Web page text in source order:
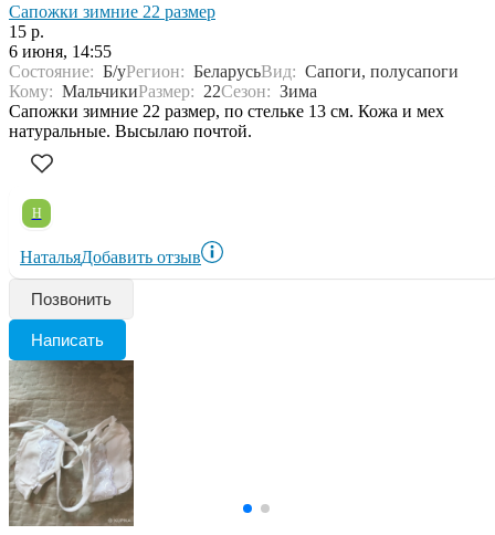
Сапожки зимние 22 размер
15 р.
6 июня, 14:55
Состояние: Б/уРегион: БеларусьВид: Сапоги, полусапоги
Кому: МальчикиРазмер: 22Сезон: Зима
Сапожки зимние 22 размер, по стельке 13 см. Кожа и мех
натуральные. Высылаю почтой.
Н
НатальяДобавить отзыв
Позвонить
Написать